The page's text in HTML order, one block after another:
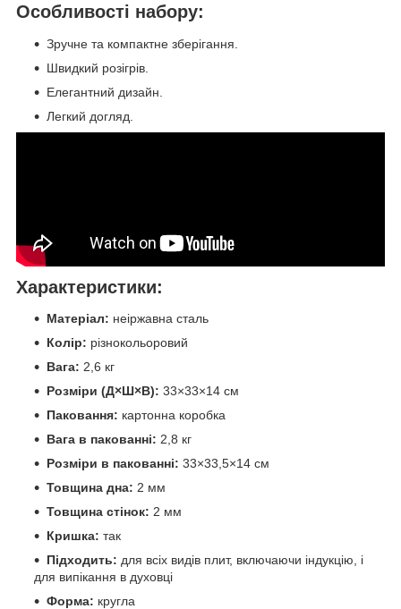
Особливості набору:
Зручне та компактне зберігання.
Швидкий розігрів.
Елегантний дизайн.
Легкий догляд.
Характеристики:
Матеріал: неіржавна сталь
Колір: різнокольоровий
Вага: 2,6 кг
Розміри (Д×Ш×В): 33×33×14 см
Паковання: картонна коробка
Вага в пакованні: 2,8 кг
Розміри в пакованні: 33×33,5×14 см
Товщина дна: 2 мм
Товщина стінок: 2 мм
Кришка: так
Підходить: для всіх видів плит, включаючи індукцію, і
для випікання в духовці
Форма: кругла